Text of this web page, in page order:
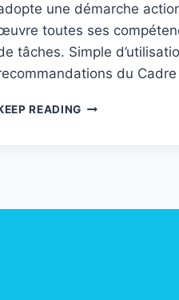
une démarche
toutes ses
tâches. Simple
du
READING LE